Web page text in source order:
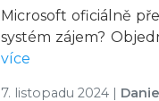
Microsoft oficiálně
systém zájem?
více
7. listopadu 2024 |